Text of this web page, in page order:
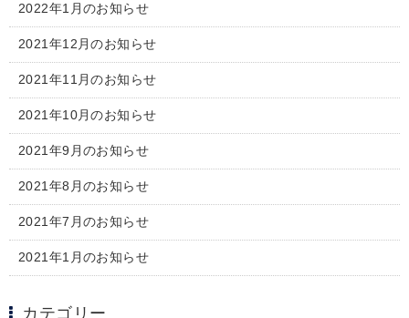
2022年1月のお知らせ
2021年12月のお知らせ
2021年11月のお知らせ
2021年10月のお知らせ
2021年9月のお知らせ
2021年8月のお知らせ
2021年7月のお知らせ
2021年1月のお知らせ
カテゴリー